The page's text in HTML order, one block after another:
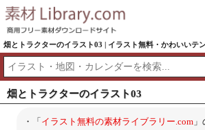
畑とトラクターのイラスト03 | イラスト無料・かわいいテ
畑とトラクターのイラスト03
・「イラスト無料の素材ライブラリー.com」